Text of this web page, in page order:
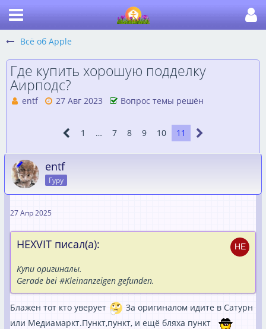
Всё об Apple
Где купить хорошую подделку
Аирподс?
entf 27 Авг 2023 Вопрос темы решён
1 … 7 8 9 10 11
entf
Гуру
27 Апр 2025
HEXVIT писал(а):
Купи оригиналы.
Gerade bei #Kleinanzeigen gefunden.
Блажен тот кто уверует
За оригиналом идите в Сатурн
или Медиамаркт.Пункт,пункт, и ещё бляха пункт